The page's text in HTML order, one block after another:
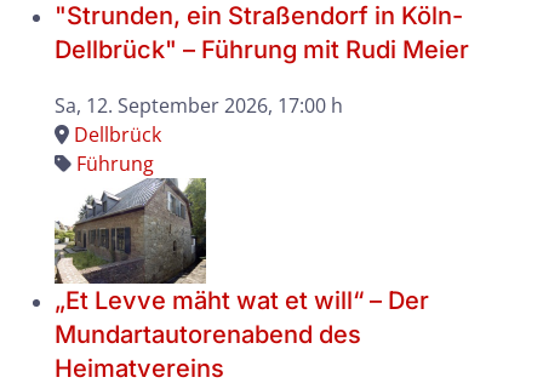
"Strunden, ein Straßendorf in Köln-
Dellbrück" – Führung mit Rudi Meier
Sa, 12. September 2026, 17:00 h
Dellbrück
Führung
„Et Levve mäht wat et will“ – Der
Mundartautorenabend des
Heimatvereins